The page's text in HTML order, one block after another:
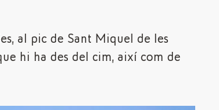
al pic de Sant Miquel de les
hi ha des del cim, així com de